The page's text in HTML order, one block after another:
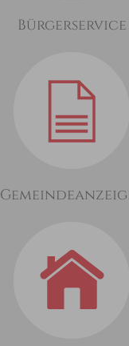
Bürgerservice